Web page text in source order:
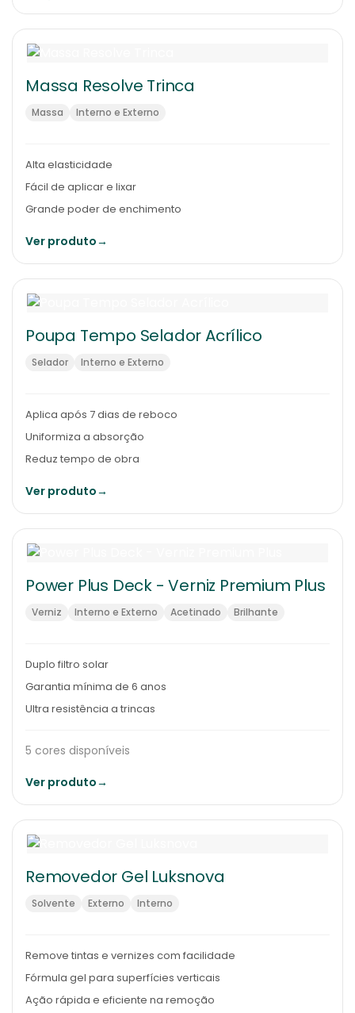
Massa Resolve Trinca
Massa Interno e Externo
Alta elasticidade
Fácil de aplicar e lixar
Grande poder de enchimento
Ver produto→
Poupa Tempo Selador Acrílico
Selador Interno e Externo
Aplica após 7 dias de reboco
Uniformiza a absorção
Reduz tempo de obra
Ver produto→
Power Plus Deck - Verniz Premium Plus
Verniz Interno e Externo Acetinado Brilhante
Duplo filtro solar
Garantia mínima de 6 anos
Ultra resistência a trincas
5 cores disponíveis
Ver produto→
Removedor Gel Luksnova
Solvente Externo Interno
Remove tintas e vernizes com facilidade
Fórmula gel para superfícies verticais
Ação rápida e eficiente na remoção